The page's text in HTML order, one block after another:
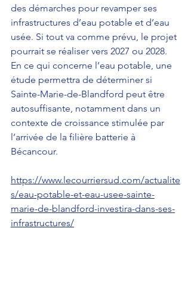
des démarches pour revamper ses
infrastructures d’eau potable et d’eau
usée. Si tout va comme prévu, le projet
pourrait se réaliser vers 2027 ou 2028.
En ce qui concerne l’eau potable, une
étude permettra de déterminer si
Sainte-Marie-de-Blandford peut être
autosuffisante, notamment dans un
contexte de croissance stimulée par
l’arrivée de la filière batterie à
Bécancour.
https://www.lecourriersud.com/actualite
s/eau-potable-et-eau-usee-sainte-
marie-de-blandford-investira-dans-ses-
infrastructures/